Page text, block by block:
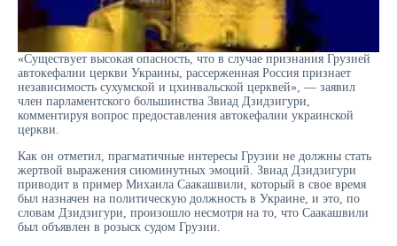
«Существует высокая опасность, что в случае признания Грузией
автокефалии церкви Украины, рассерженная Россия признает
независимость сухумской и цхинвальской церквей», — заявил
член парламентского большинства Звиад Дзидзигури,
комментируя вопрос предоставления автокефалии украинской
церкви.
Как он отметил, прагматичные интересы Грузии не должны стать
жертвой выражения сиюминутных эмоций. Звиад Дзидзигури
приводит в пример Михаила Саакашвили, который в свое время
был назначен на политическую должность в Украине, и это, по
словам Дзидзигури, произошло несмотря на то, что Саакашвили
был объявлен в розыск судом Грузии.